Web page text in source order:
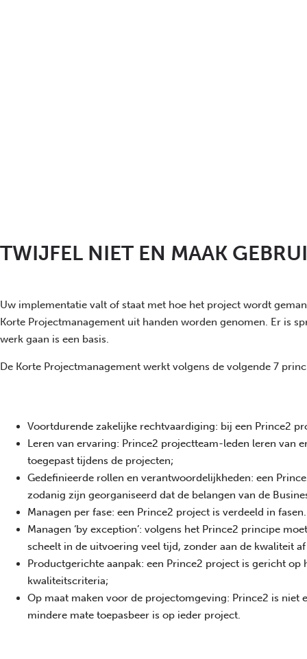
TWIJFEL NIET EN MAAK
Uw implementatie valt of staat met hoe het project wordt
Korte Projectmanagement uit handen worden genomen. Er is
werk gaan is een basis.
De Korte Projectmanagement werkt volgens de volgende 7
Voortdurende zakelijke rechtvaardiging: bij een Prince2
Leren van ervaring: Prince2 projectteam-leden leren van
toegepast tijdens de projecten;
Gedefinieerde rollen en verantwoordelijkheden: een
zodanig zijn georganiseerd dat de belangen van de
Managen per fase: een Prince2 project is verdeeld in
Managen ‘by exception’: volgens het Prince2 principe
scheelt in de uitvoering veel tijd, zonder aan de kwaliteit
Productgerichte aanpak: een Prince2 project is gericht
kwaliteitscriteria;
Op maat maken voor de projectomgeving: Prince2 is niet
mindere mate toepasbeer is op ieder project.